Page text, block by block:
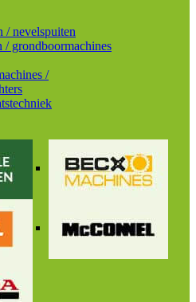
/ nevelspuiten
/ grondboormachines
/